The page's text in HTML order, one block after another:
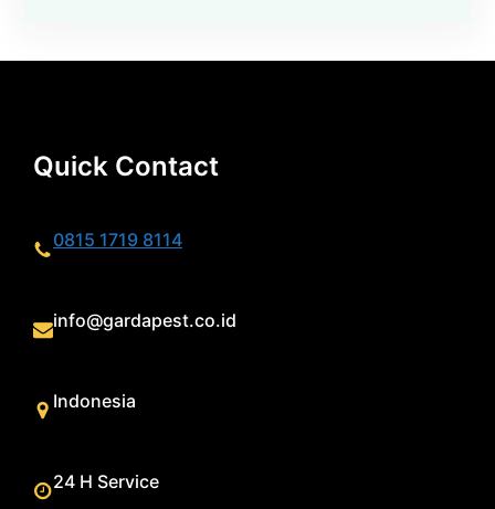
Quick Contact
0815 1719 8114
info@gardapest.co.id
Indonesia
24 H Service